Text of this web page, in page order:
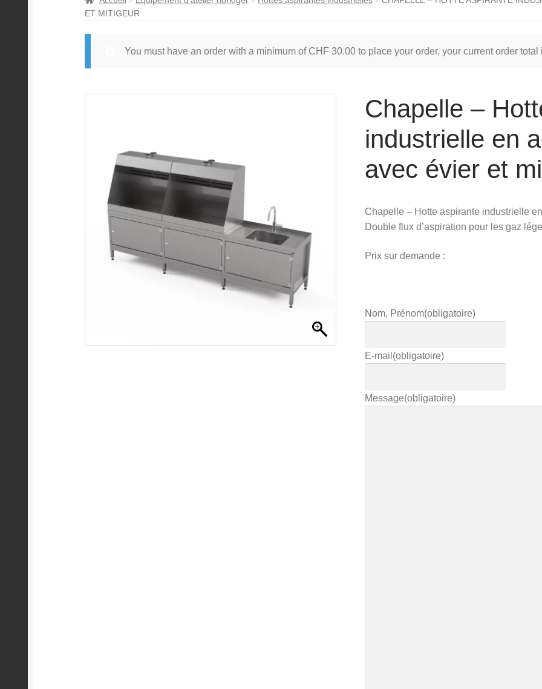
ET MITIGEUR
You must have an order with a minimum of CHF 30.00to place your order, your current order total
Chapelle –
industrielle en
avec évier et
Chapelle – Hotte aspirante industrielle
Double flux d’aspiration pour les gaz
Prix sur demande :
Nom, Prénom(obligatoire)
E-mail (obligatoire)
Message(obligatoire)